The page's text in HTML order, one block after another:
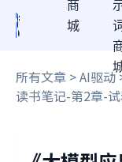
商
城
词
所有文章 >AI驱动
读书笔记-第2章-